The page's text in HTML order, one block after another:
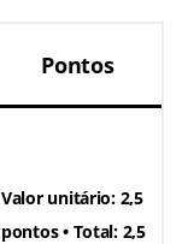
Pontos
Valor unitário: 2,5
pontos • Total: 2,5